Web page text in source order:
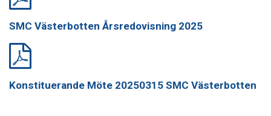
SMC Västerbotten Årsredovisning 2025
Konstituerande Möte 20250315 SMC Västerbotten